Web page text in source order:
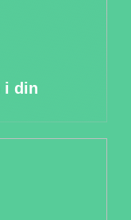
i din